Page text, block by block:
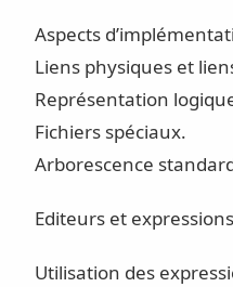
Aspects
Liens physiques et
Représentation
Fichiers spéciaux.
Arborescence
Editeurs et
Utilisation des